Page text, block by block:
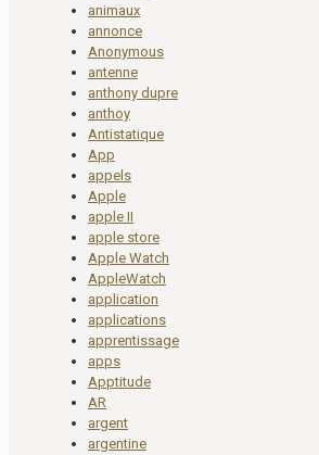
animaux
annonce
Anonymous
antenne
anthony dupre
anthoy
Antistatique
App
appels
Apple
apple II
apple store
Apple Watch
AppleWatch
application
applications
apprentissage
apps
Apptitude
AR
argent
argentine